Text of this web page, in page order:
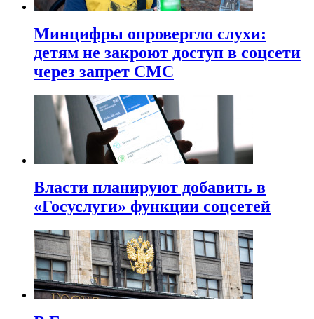
Минцифры опровергло слухи:
детям не закроют доступ в соцсети
через запрет СМС
Власти планируют добавить в
«Госуслуги» функции соцсетей